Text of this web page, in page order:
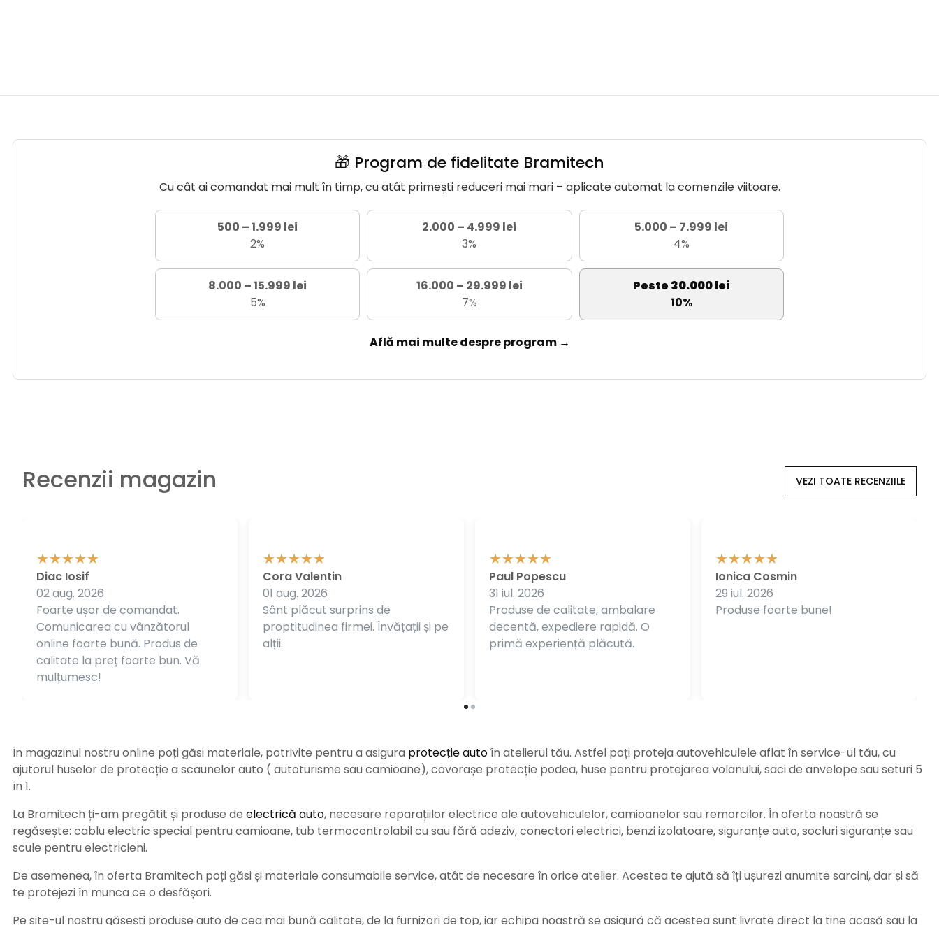
🎁 Program de fidelitate Bramitech
Cu cât ai comandat mai mult în timp, cu atât primești reduceri mai mari – aplicate automat la comenzile viitoare.
500 – 1.999 lei
2%
2.000 – 4.999 lei
3%
5.000 – 7.999 lei
4%
8.000 – 15.999 lei
5%
16.000 – 29.999 lei
7%
Peste 30.000 lei
10%
Află mai multe despre program →
Recenzii magazin VEZI TOATE RECENZIILE
Foarte ușor de comandat.
Comunicarea cu vânzătorul
online foarte bună. Produs de
calitate la preț foarte bun. Vă
mulțumesc!
Diac Iosif
02 aug. 2026
Sânt plăcut surprins de
proptitudinea firmei. Învățații și pe
alții.
Cora Valentin
01 aug. 2026
Produse de calitate, ambalare
decentă, expediere rapidă. O
primă experiență plăcută.
Paul Popescu
31 iul. 2026
Produse foarte bune!
Ionica Cosmin
29 iul. 2026
În magazinul nostru online poți găsi materiale, potrivite pentru a asigura protecție autoîn atelierul tău. Astfel poți proteja autovehiculele aflat în service-ul tău, cu
ajutorul huselor de protecție a scaunelor auto ( autoturisme sau camioane), covorașe protecție podea, huse pentru protejarea volanului, saci de anvelope sau seturi 5
în 1.
La Bramitech ți-am pregătit și produse de electrică auto, necesare reparațiilor electrice ale autovehiculelor, camioanelor sau remorcilor. În oferta noastră se
regăsește: cablu electric special pentru camioane, tub termocontrolabil cu sau fără adeziv, conectori electrici, benzi izolatoare, siguranțe auto, socluri siguranțe sau
scule pentru electricieni.
De asemenea, în oferta Bramitech poți găsi și materiale consumabile service, atât de necesare în orice atelier. Acestea te ajută să îți ușurezi anumite sarcini, dar și să
te protejezi în munca ce o desfășori.
Pe site-ul nostru găsești produse auto de cea mai bună calitate, de la furnizori de top, iar echipa noastră se asigură că acestea sunt livrate direct la tine acasă sau la